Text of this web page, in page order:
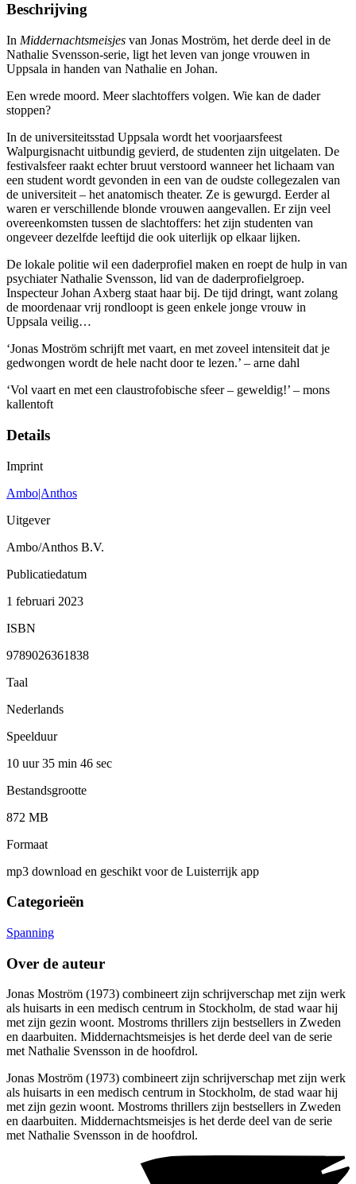
Beschrijving
In Middernachtsmeisjes van Jonas Moström, het derde deel in de
Nathalie Svensson-serie, ligt het leven van jonge vrouwen in
Uppsala in handen van Nathalie en Johan.
Een wrede moord. Meer slachtoffers volgen. Wie kan de dader
stoppen?
In de universiteitsstad Uppsala wordt het voorjaarsfeest
Walpurgisnacht uitbundig gevierd, de studenten zijn uitgelaten. De
festivalsfeer raakt echter bruut verstoord wanneer het lichaam van
een student wordt gevonden in een van de oudste collegezalen van
de universiteit – het anatomisch theater. Ze is gewurgd. Eerder al
waren er verschillende blonde vrouwen aangevallen. Er zijn veel
overeenkomsten tussen de slachtoffers: het zijn studenten van
ongeveer dezelfde leeftijd die ook uiterlijk op elkaar lijken.
De lokale politie wil een daderprofiel maken en roept de hulp in van
psychiater Nathalie Svensson, lid van de daderprofielgroep.
Inspecteur Johan Axberg staat haar bij. De tijd dringt, want zolang
de moordenaar vrij rondloopt is geen enkele jonge vrouw in
Uppsala veilig…
‘Jonas Moström schrijft met vaart, en met zoveel intensiteit dat je
gedwongen wordt de hele nacht door te lezen.’ – arne dahl
‘Vol vaart en met een claustrofobische sfeer – geweldig!’ – mons
kallentoft
Details
Imprint
Ambo|Anthos
Uitgever
Ambo/Anthos B.V.
Publicatiedatum
1 februari 2023
ISBN
9789026361838
Taal
Nederlands
Speelduur
10 uur 35 min 46 sec
Bestandsgrootte
872 MB
Formaat
mp3 download en geschikt voor de Luisterrijk app
Categorieën
Spanning
Over de auteur
Jonas Moström (1973) combineert zijn schrijverschap met zijn werk
als huisarts in een medisch centrum in Stockholm, de stad waar hij
met zijn gezin woont. Mostroms thrillers zijn bestsellers in Zweden
en daarbuiten. Middernachtsmeisjes is het derde deel van de serie
met Nathalie Svensson in de hoofdrol.
Jonas Moström (1973) combineert zijn schrijverschap met zijn werk
als huisarts in een medisch centrum in Stockholm, de stad waar hij
met zijn gezin woont. Mostroms thrillers zijn bestsellers in Zweden
en daarbuiten. Middernachtsmeisjes is het derde deel van de serie
met Nathalie Svensson in de hoofdrol.